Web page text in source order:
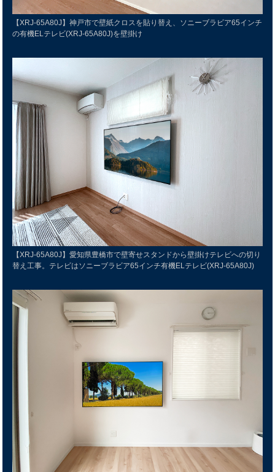
【XRJ-65A80J】神戸市で壁紙クロスを貼り替え、ソニーブラビア65インチ
の有機ELテレビ(XRJ-65A80J)を壁掛け
【XRJ-65A80J】愛知県豊橋市で壁寄せスタンドから壁掛けテレビへの切り
替え工事。テレビはソニーブラビア65インチ有機ELテレビ(XRJ-65A80J)